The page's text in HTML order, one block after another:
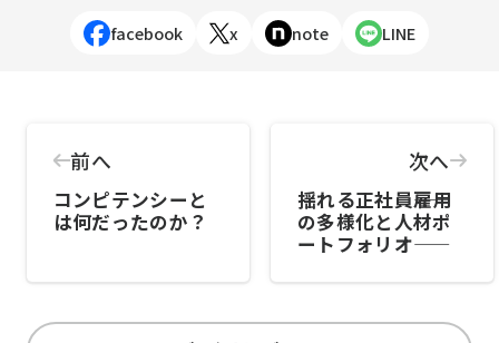
facebook x note LINE
前へ
コンピテンシーと
は何だったのか？
次へ
揺れる正社員――雇用
の多様化と人材ポ
ートフォリオ――